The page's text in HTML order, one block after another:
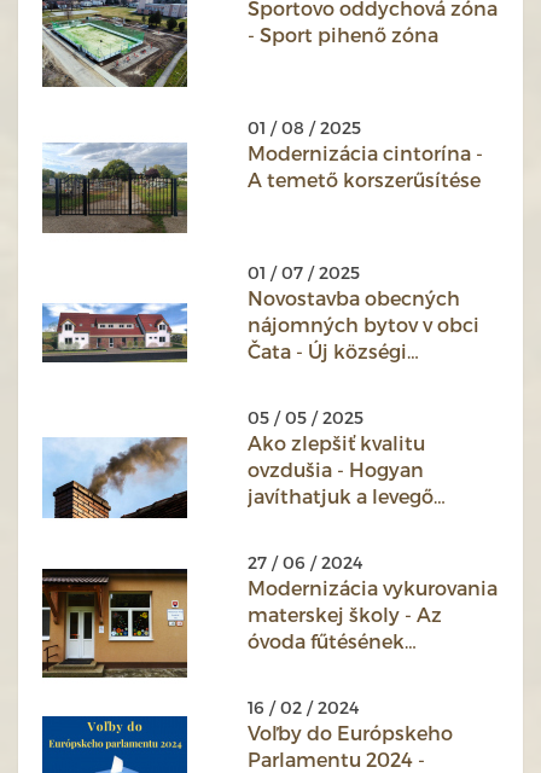
Športovo oddychová zóna
- Sport pihenő zóna
01 / 08 / 2025
Modernizácia cintorína -
A temető korszerűsítése
01 / 07 / 2025
Novostavba obecných
nájomných bytov v obci
Čata - Új községi
05 / 05 / 2025
Ako zlepšiť kvalitu
ovzdušia - Hogyan
javíthatjuk a levegő
27 / 06 / 2024
Modernizácia vykurovania
materskej školy - Az
óvoda fűtésének
16 / 02 / 2024
Voľby do Európskeho
Parlamentu 2024 -